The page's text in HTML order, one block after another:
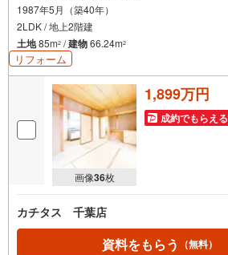
1987年5月（築40年）
2LDK / 地上2階建
土地85m2 /建物66.24m2
リフォーム
画像36枚
1,899万円
成約でもらえる
カチタス 千葉店
資料をもらう （無料）